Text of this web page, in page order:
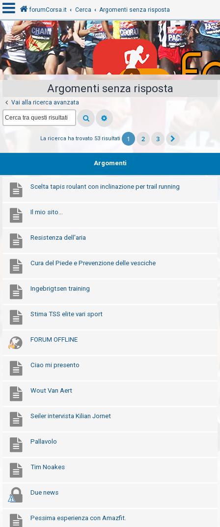
A
r
g
m
e
n
n
z
a
p
o
s
t
a
r
o
m
e
n
t
i
a
t
t
i
forumCorsa.it Cerca Argomenti senza risposta
Argomenti senza risposta
Vai alla ricerca avanzata
La ricerca ha trovato 53 risultati 1 2 3
Argomenti
Scelta tapis roulant con inclinazione per trail running
Il mio sito...
Resistenza dell'aria
Cura del Piede e Prevenzione delle vesciche
Ingebrigtsen training
Stima TSS elite vari sport
FORUM OFFLINE
Ciao mi presento
Wout Van Aert
Seiler intervista Kilian Jornet
Pallavolo
Tim Noakes
Due news
Pessima esperienza con Amazfit.